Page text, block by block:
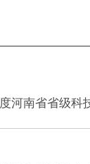
河南省省级科